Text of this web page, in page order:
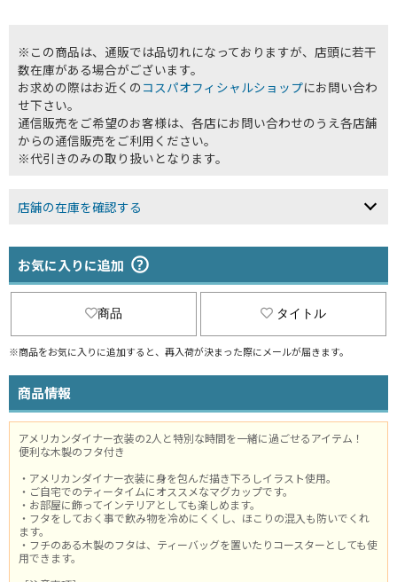
※この商品は、通販では品切れになっておりますが、店頭に若干
数在庫がある場合がございます。
お求めの際はお近くの コスパオフィシャルショップにお問い合わ
せ下さい。
通信販売をご希望のお客様は、各店にお問い合わせのうえ各店舗
からの通信販売をご利用ください。
※代引きのみの取り扱いとなります。
店舗の在庫を確認する
お気に入りに追加
商品 タイトル
※商品をお気に入りに追加すると、再入荷が決まった際にメールが届きます。
商品情報
アメリカンダイナー衣装の2人と特別な時間を一緒に過ごせるアイテム！
便利な木製のフタ付き
・アメリカンダイナー衣装に身を包んだ描き下ろしイラスト使用。
・ご自宅でのティータイムにオススメなマグカップです。
・お部屋に飾ってインテリアとしても楽しめます。
・フタをしておく事で飲み物を冷めにくくし、ほこりの混入も防いでくれ
ます。
・フチのある木製のフタは、ティーバッグを置いたりコースターとしても使
用できます。